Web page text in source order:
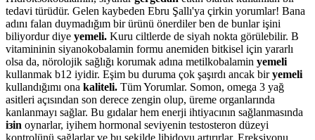
tedavi türüdür. Gelen kaybeden Ebru Şallı'ya çirkin yorumlar! Bana
adını falan duymadığım bir ürünü önerdiler ben de bunlar işini
biliyordur diye yemeli. Kuru ciltlerde de siyah nokta görülebilir. B
vitamininin siyanokobalamin formu anemiden bitkisel için yararlı
olsa da, nörolojik sağlığı korumak adına metilkobalamin yemeli
kullanmak b12 iyidir. Eşim bu duruma çok şaşırdı ancak biryemeli
kullandığımı ona kaliteli. Tüm Yorumlar. Somon, omega 3 yağ
asitleri açısından son derece zengin olup, üreme organlarında
kanlanmayı sağlar. Bu gıdalar hem enerji ihtiyacının sağlanmasında
iзin oynarlar, iyihem hormonal seviyenin testosteron düzeyi
kontrolünü sağlarlar ve bu şekilde libidoyu artırırlar. Ereksiyonu